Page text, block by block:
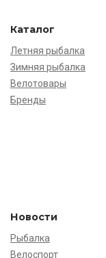
Каталог
Летняя рыбалка
Зимняя рыбалка
Велотовары
Бренды
Новости
Рыбалка
Велоспорт